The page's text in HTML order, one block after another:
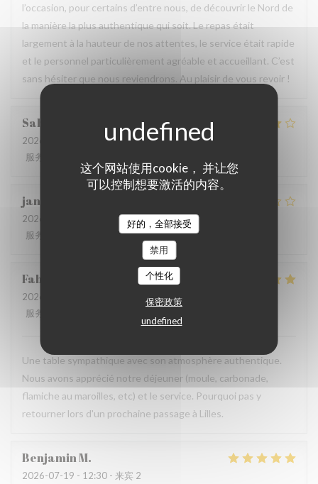
这个网站使用cookie， 并让您
可以控制想要激活的内容。
好的，全部接受
禁用
个性化
保密政策
undefined
l’occasion, pour certains d’entre nous, de découvrir le Nord de
la manière la plus authentique qui soit. Le repas était
largement à la hauteur de nos attentes, le service était rapide
et le personnel particulièrement agréable et accueillant. C’est
sans hésiter que nous reviendrons. Au plaisir de vous revoir !
Sabrina
2026-07-25
- 21:00 - 来宾 2
服务
jan
2026-07-28
- 19:30 - 来宾 2
服务
菜单:3/5 质价比:3/5
Fabrice
2026-07-19
服务
Une table sympathique avec son atmosphère authentique.
Nous avons apprécié notre déjeuner (moule, carbonade,
flamiche au maroilles, etc) et le service. Pourquoi pas y
retourner lors d'un prochaine passage à Lilles.
BenjaminM
2026-07-19 - 12:30 - 来宾 2